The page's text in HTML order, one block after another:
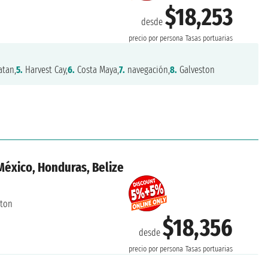
desde$18,253
precio por persona Tasas portuarias
5. Harvest Cay,6. Costa Maya,7. navegación,8. Galveston
Honduras, Belize
desde$18,356
precio por persona Tasas portuarias